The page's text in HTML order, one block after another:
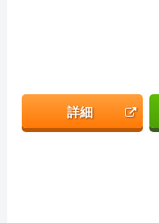
詳細